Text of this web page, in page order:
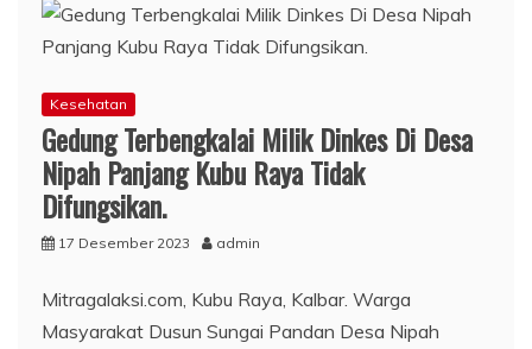
Kesehatan
Gedung Terbengkalai Milik Dinkes Di Desa
Nipah Panjang Kubu Raya Tidak
Difungsikan.
17 Desember 2023 admin
Mitragalaksi.com, Kubu Raya, Kalbar. Warga
Masyarakat Dusun Sungai Pandan Desa Nipah